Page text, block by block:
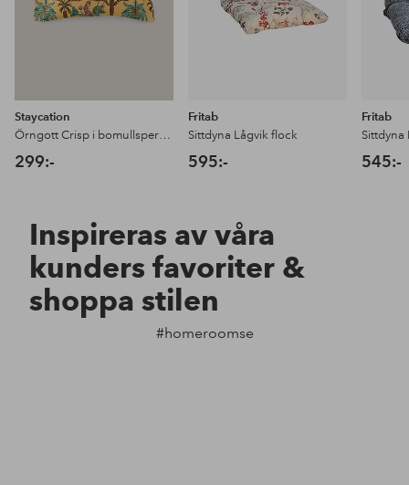
Staycation
Örngott Crisp i bomullspercale
299:-
Fritab
Sittdyna Lågvik flock
595:-
Fritab
Sittdyna
545:-
Inspireras av våra
kunders favoriter &
shoppa stilen
#homeroomse